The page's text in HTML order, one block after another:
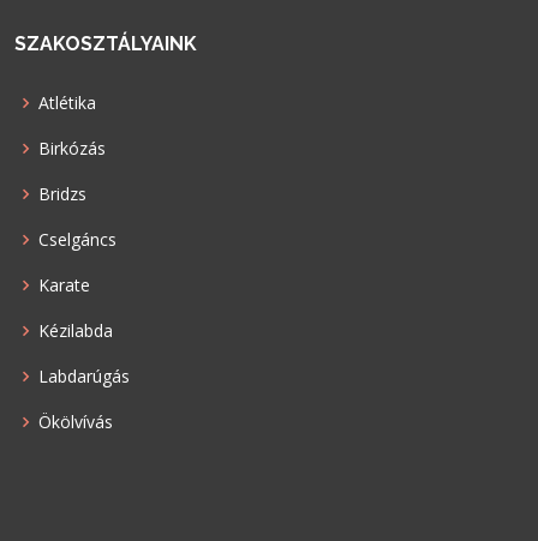
SZAKOSZTÁLYAINK
Atlétika
Birkózás
Bridzs
Cselgáncs
Karate
Kézilabda
Labdarúgás
Ökölvívás